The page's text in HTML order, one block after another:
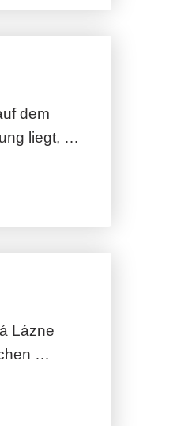
dem
liegt, …
Lázne
…